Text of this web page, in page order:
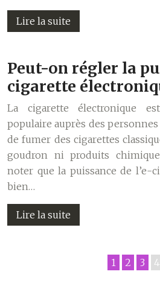
Lire la suite
Peut-on régler la
cigarette
La cigarette électronique
populaire auprès des
de fumer des cigarettes
goudron ni produits
noter que la puissance de l’e-
bien…
Lire la suite
1 2 3 4